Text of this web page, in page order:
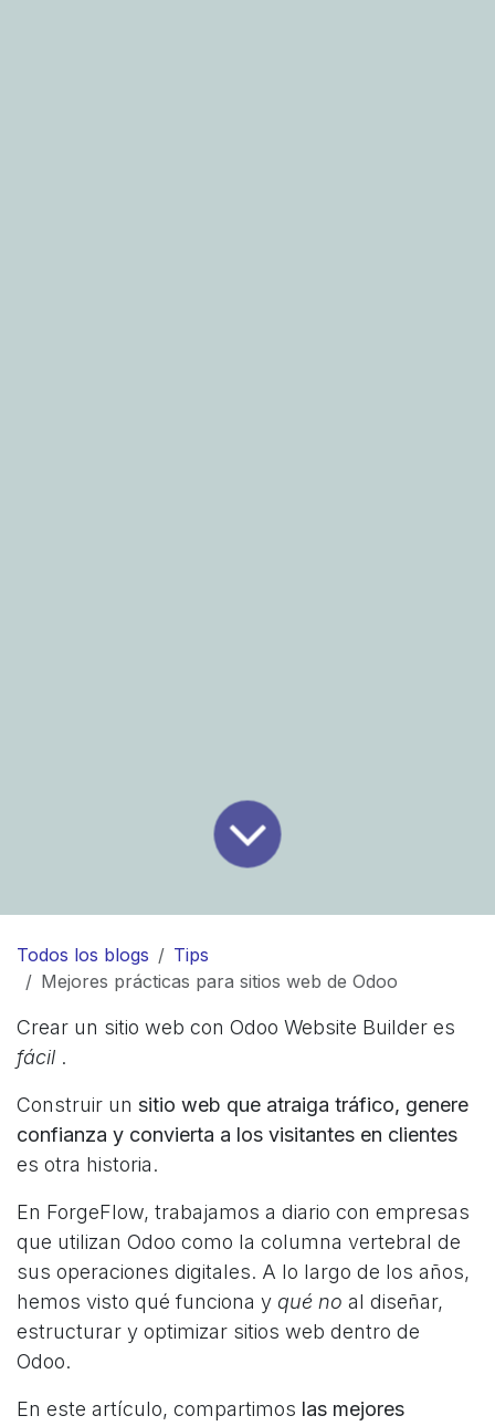
Todos los blogs
Tips
Mejores prácticas para sitios web de Odoo
Crear un sitio web con Odoo Website Builder es
fácil .
Construir un sitio web que atraiga tráfico, genere
confianza y convierta a los visitantes en clientes
es otra historia.
En ForgeFlow, trabajamos a diario con empresas
que utilizan Odoo como la columna vertebral de
sus operaciones digitales. A lo largo de los años,
hemos visto qué funciona y qué no al diseñar,
estructurar y optimizar sitios web dentro de
Odoo.
En este artículo, compartimos las mejores